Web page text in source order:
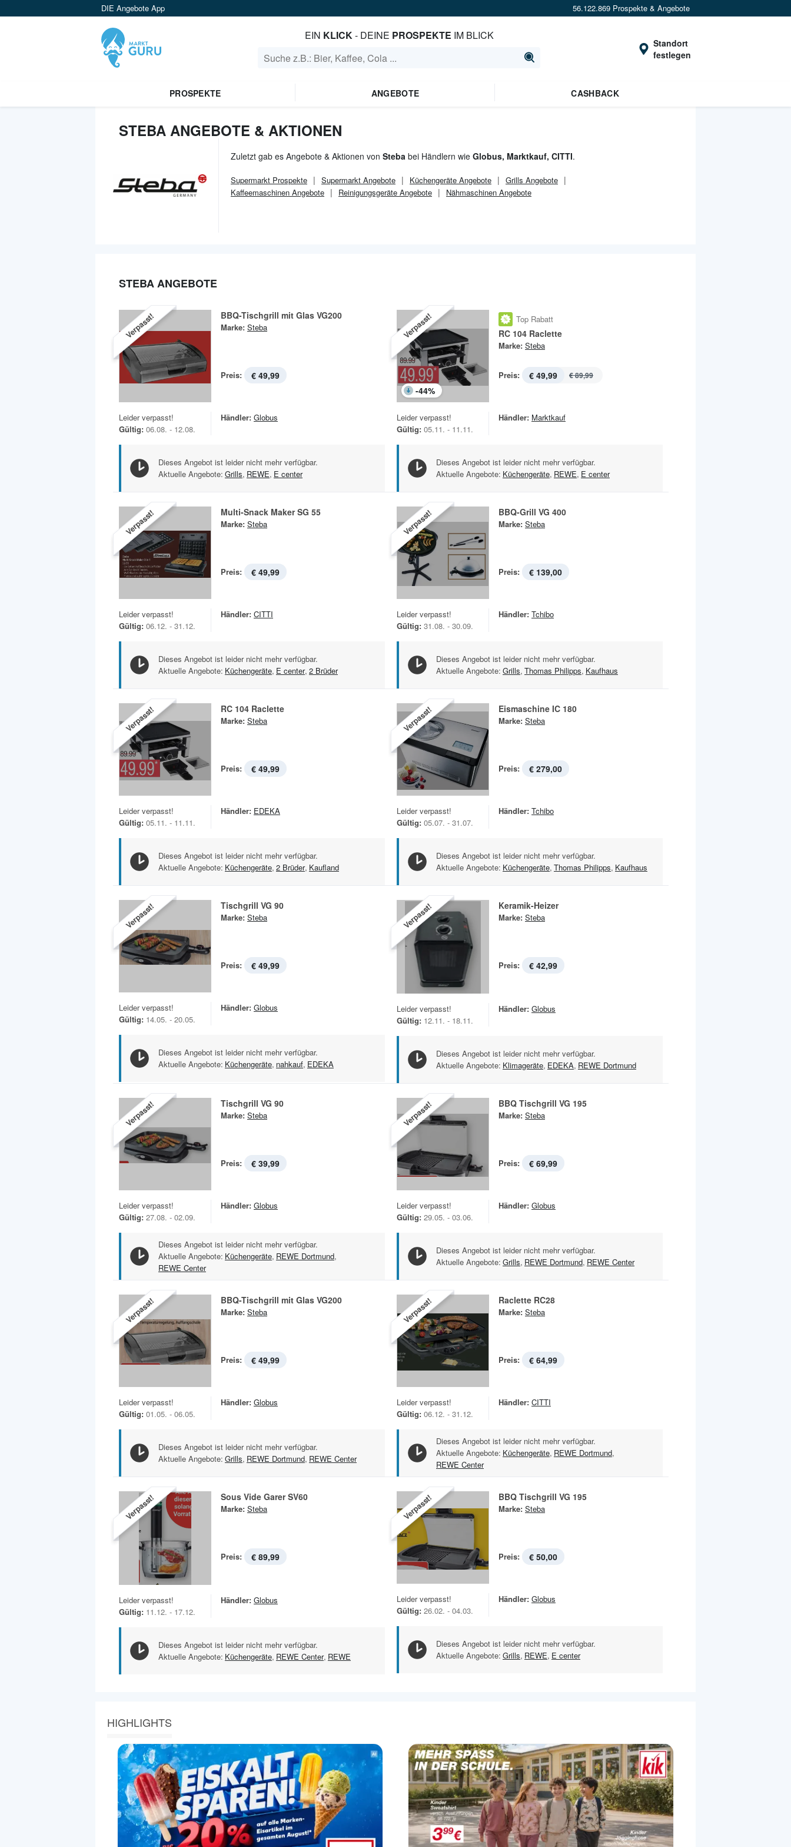
DIE Angebote App 56.122.869 Prospekte & Angebote
EIN KLICK- DEINE PROSPEKTE IM BLICK
Standort
festlegen
PROSPEKTE ANGEBOTE CASHBACK
STEBA ANGEBOTE & AKTIONEN
Zuletzt gab es Angebote & Aktionen von Steba bei Händlern wie Globus, Marktkauf, CITTI.
Supermarkt Prospekte Supermarkt Angebote Küchengeräte Angebote
Grills Angebote
Kaffeemaschinen Angebote
Reinigungsgeräte Angebote Nähmaschinen Angebote
STEBA ANGEBOTE
Verpasst! BBQ-Tischgrill mit Glas VG200
Marke: Steba
Preis: € 49,99
Leider verpasst!
Gültig: 06.08. - 12.08.
Händler: Globus
Dieses Angebot ist leider nicht mehr verfügbar.
Aktuelle Angebote: Grills, REWE, E center
Verpasst!
-44%
Top Rabatt
RC 104 Raclette
Marke: Steba
Preis: € 49,99 € 89,99
Leider verpasst!
Gültig: 05.11. - 11.11.
Händler: Marktkauf
Dieses Angebot ist leider nicht mehr verfügbar.
Aktuelle Angebote: Küchengeräte, REWE, E center
Verpasst! Multi-Snack Maker SG 55
Marke: Steba
Preis: € 49,99
Leider verpasst!
Gültig: 06.12. - 31.12.
Händler: CITTI
Dieses Angebot ist leider nicht mehr verfügbar.
Aktuelle Angebote: Küchengeräte, E center, 2 Brüder
Verpasst! BBQ-Grill VG 400
Marke: Steba
Preis: € 139,00
Leider verpasst!
Gültig: 31.08. - 30.09.
Händler: Tchibo
Dieses Angebot ist leider nicht mehr verfügbar.
Aktuelle Angebote: Grills, Thomas Philipps, Kaufhaus
Verpasst! RC 104 Raclette
Marke: Steba
Preis: € 49,99
Leider verpasst!
Gültig: 05.11. - 11.11.
Händler: EDEKA
Dieses Angebot ist leider nicht mehr verfügbar.
Aktuelle Angebote: Küchengeräte, 2 Brüder, Kaufland
Verpasst! Eismaschine IC 180
Marke: Steba
Preis: € 279,00
Leider verpasst!
Gültig: 05.07. - 31.07.
Händler: Tchibo
Dieses Angebot ist leider nicht mehr verfügbar.
Aktuelle Angebote: Küchengeräte, Thomas Philipps, Kaufhaus
Verpasst! Tischgrill VG 90
Marke: Steba
Preis: € 49,99
Leider verpasst!
Gültig: 14.05. - 20.05.
Händler: Globus
Dieses Angebot ist leider nicht mehr verfügbar.
Aktuelle Angebote: Küchengeräte, nahkauf, EDEKA
Verpasst! Keramik-Heizer
Marke: Steba
Preis: € 42,99
Leider verpasst!
Gültig: 12.11. - 18.11.
Händler: Globus
Dieses Angebot ist leider nicht mehr verfügbar.
Aktuelle Angebote: Klimageräte, EDEKA, REWE Dortmund
Verpasst! Tischgrill VG 90
Marke: Steba
Preis: € 39,99
Leider verpasst!
Gültig: 27.08. - 02.09.
Händler: Globus
Dieses Angebot ist leider nicht mehr verfügbar.
Aktuelle Angebote: Küchengeräte, REWE Dortmund,
REWE Center
Verpasst! BBQ Tischgrill VG 195
Marke: Steba
Preis: € 69,99
Leider verpasst!
Gültig: 29.05. - 03.06.
Händler: Globus
Dieses Angebot ist leider nicht mehr verfügbar.
Aktuelle Angebote: Grills, REWE Dortmund, REWE Center
Verpasst! BBQ-Tischgrill mit Glas VG200
Marke: Steba
Preis: € 49,99
Leider verpasst!
Gültig: 01.05. - 06.05.
Händler: Globus
Dieses Angebot ist leider nicht mehr verfügbar.
Aktuelle Angebote: Grills, REWE Dortmund, REWE Center
Verpasst! Raclette RC28
Marke: Steba
Preis: € 64,99
Leider verpasst!
Gültig: 06.12. - 31.12.
Händler: CITTI
Dieses Angebot ist leider nicht mehr verfügbar.
Aktuelle Angebote: Küchengeräte, REWE Dortmund,
REWE Center
Verpasst! Sous Vide Garer SV60
Marke: Steba
Preis: € 89,99
Leider verpasst!
Gültig: 11.12. - 17.12.
Händler: Globus
Dieses Angebot ist leider nicht mehr verfügbar.
Aktuelle Angebote: Küchengeräte, REWE Center, REWE
Verpasst! BBQ Tischgrill VG 195
Marke: Steba
Preis: € 50,00
Leider verpasst!
Gültig: 26.02. - 04.03.
Händler: Globus
Dieses Angebot ist leider nicht mehr verfügbar.
Aktuelle Angebote: Grills, REWE, E center
HIGHLIGHTS